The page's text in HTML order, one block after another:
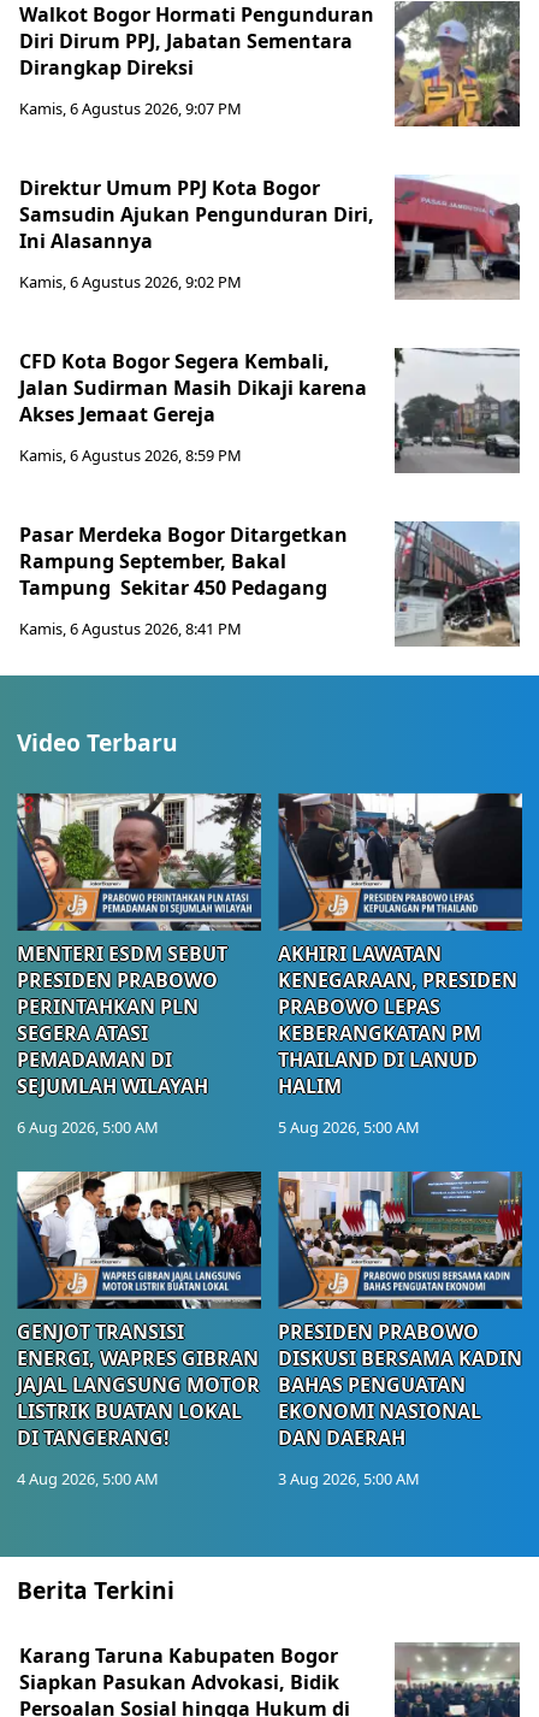
Walkot Bogor Hormati Pengunduran
Diri Dirum PPJ, Jabatan Sementara
Dirangkap Direksi
Kamis, 6 Agustus 2026, 9:07 PM
Direktur Umum PPJ Kota Bogor
Samsudin Ajukan Pengunduran Diri,
Ini Alasannya
Kamis, 6 Agustus 2026, 9:02 PM
CFD Kota Bogor Segera Kembali,
Jalan Sudirman Masih Dikaji karena
Akses Jemaat Gereja
Kamis, 6 Agustus 2026, 8:59 PM
Pasar Merdeka Bogor Ditargetkan
Rampung September, Bakal
Tampung Sekitar 450 Pedagang
Kamis, 6 Agustus 2026, 8:41 PM
Video Terbaru
MENTERI ESDM SEBUT
PRESIDEN PRABOWO
PERINTAHKAN PLN
SEGERA ATASI
PEMADAMAN DI
SEJUMLAH WILAYAH
6 Aug 2026, 5:00 AM
AKHIRI LAWATAN
KENEGARAAN, PRESIDEN
PRABOWO LEPAS
KEBERANGKATAN PM
THAILAND DI LANUD
HALIM
5 Aug 2026, 5:00 AM
GENJOT TRANSISI
ENERGI, WAPRES GIBRAN
JAJAL LANGSUNG MOTOR
LISTRIK BUATAN LOKAL
DI TANGERANG!
4 Aug 2026, 5:00 AM
PRESIDEN PRABOWO
DISKUSI BERSAMA KADIN
BAHAS PENGUATAN
EKONOMI NASIONAL
DAN DAERAH
3 Aug 2026, 5:00 AM
Berita Terkini
Karang Taruna Kabupaten Bogor
Siapkan Pasukan Advokasi, Bidik
Persoalan Sosial hingga Hukum di